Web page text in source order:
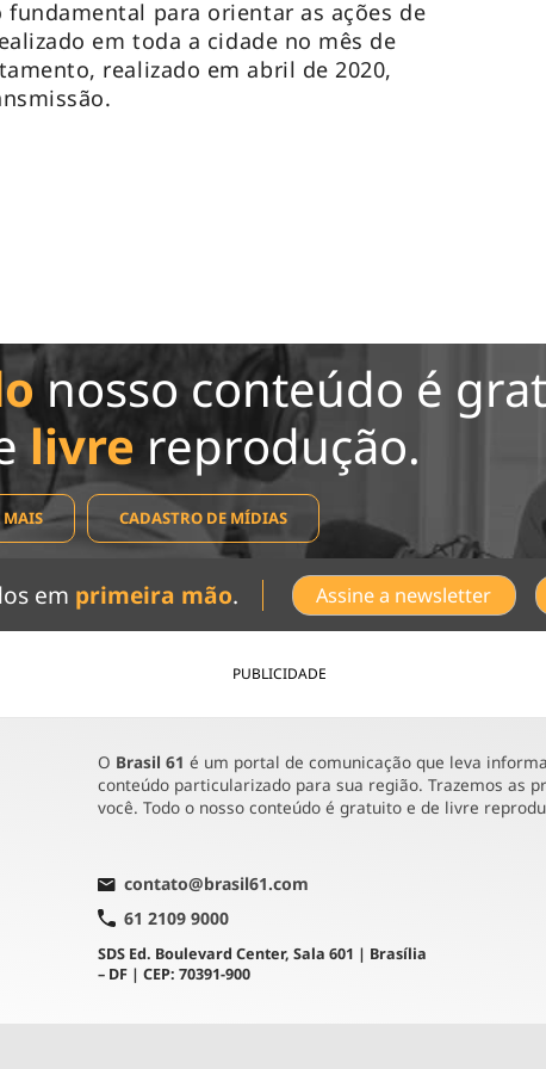
fundamental para orientar as ações de
em toda a cidade no mês de
realizado em abril de 2020,
nosso conteúdo é
livre reprodução.
MAIS CADASTRO DE MÍDIAS
em primeira mão. Assine a newsletter
PUBLICIDADE
O Brasil 61 é um portal de comunicação que leva
conteúdo particularizado para sua região. Trazemos as
você. Todo o nosso conteúdo é gratuito e de livre
contato@brasil61.com
61 2109 9000
SDS Ed. Boulevard Center, Sala 601 | Brasília
– DF | CEP: 70391-900